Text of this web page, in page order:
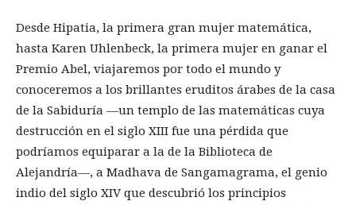
Desde Hipatia, la primera gran mujer matemática,
hasta Karen Uhlenbeck, la primera mujer en ganar el
Premio Abel, viajaremos por todo el mundo y
conoceremos a los brillantes eruditos árabes de la casa
de la Sabiduría ―un templo de las matemáticas cuya
destrucción en el siglo XIII fue una pérdida que
podríamos equiparar a la de la Biblioteca de
Alejandría―, a Madhava de Sangamagrama, el genio
indio del siglo XIV que descubrió los principios